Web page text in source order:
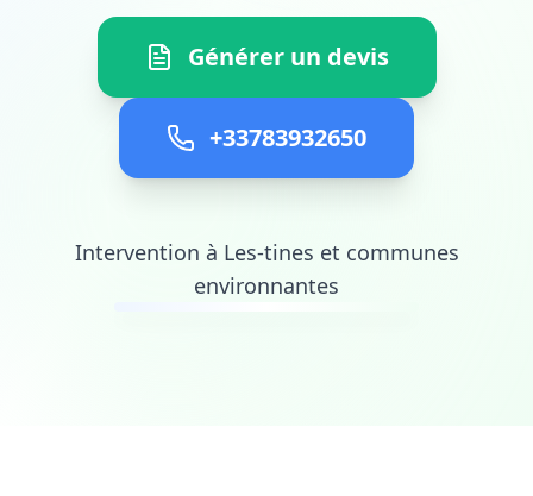
Générer un devis
+33783932650
Intervention à Les-tines et communes
environnantes